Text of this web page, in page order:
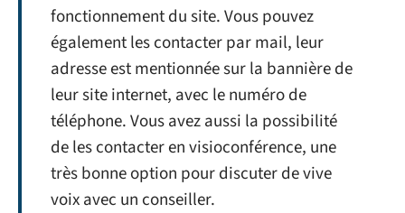
fonctionnement du site. Vous pouvez
également les contacter par mail, leur
adresse est mentionnée sur la bannière de
leur site internet, avec le numéro de
téléphone. Vous avez aussi la possibilité
de les contacter en visioconférence, une
très bonne option pour discuter de vive
voix avec un conseiller.